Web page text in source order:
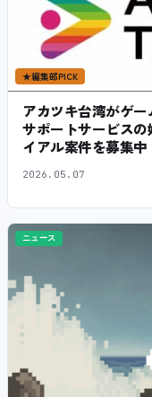
★編集部PICK
アカツキ台湾がゲ
サポートサービス
イアル案件を募集中
2026.05.07
ニュース